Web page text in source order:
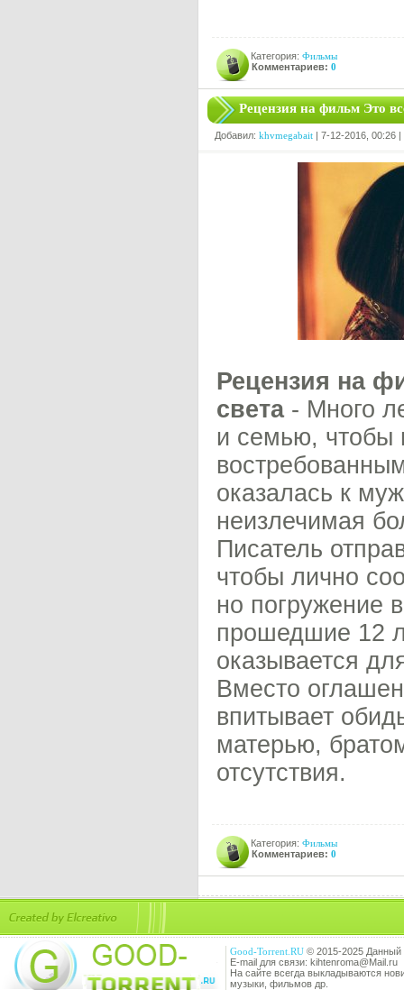
Категория: Фильмы
Комментариев: 0
Рецензия на фильм Это
Добавил: khvmegabait | 7-12-2016, 00:26
Рецензия на
света- Много
и семью, чтобы
оказалась к
неизлечимая
Писатель
чтобы лично
но погружение
прошедшие 12
оказывается
Вместо
впитывает
матерью,
отсутствия.
Категория: Фильмы
Комментариев: 0
Good-Torrent.RU © 2015-2025 Данный
E-mail для связи: kihtenroma@Mail.ru
На сайте всегда выкладываются
музыки, фильмов др.